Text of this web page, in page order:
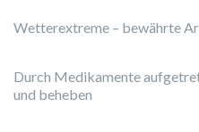
Wetterextreme – bewährte
Durch Medikamente
und beheben